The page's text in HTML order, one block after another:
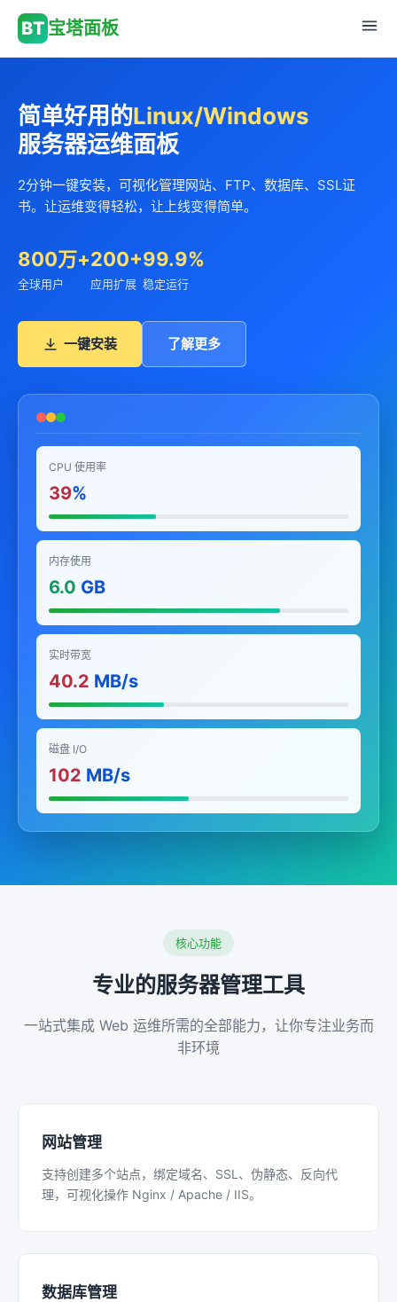
BT 宝塔面板
简单好用的Linux/Windows
服务器运维面板
2分钟一键安装，可视化管理网站、FTP、数据库、SSL证
书。让运维变得轻松，让上线变得简单。
800万+
全球用户
200+
应用扩展
99.9%
稳定运行
一键安装 了解更多
CPU 使用率
39%
内存使用
6.0 GB
实时带宽
40.2 MB/s
磁盘 I/O
102 MB/s
核心功能
专业的服务器管理工具
一站式集成 Web 运维所需的全部能力，让你专注业务而
非环境
网站管理
支持创建多个站点，绑定域名、SSL、伪静态、反向代
理，可视化操作 Nginx / Apache / IIS。
数据库管理